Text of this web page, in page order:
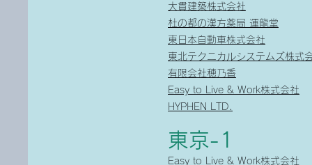
大貫建築株式会社
杜の都の漢方薬局 運龍堂
東日本自動車株式会社
東北テクニカルシステムズ株式
有限会社穂乃香
Easy to Live & Work株式会社
HYPHEN LTD.
東京-1
Easy to Live & Work株式会社